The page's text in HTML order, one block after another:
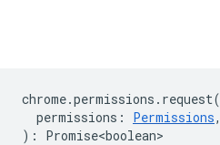
chrome.permissions . request(
permissions : Permissions,
) : Promise<boolean>